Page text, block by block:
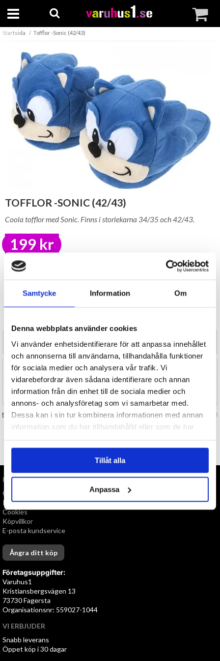
Samtycke Information Om
Denna webbplats använder cookies
Vi använder enhetsidentifierare för att anpassa innehållet
och annonserna till användarna, tillhandahålla funktioner
för sociala medier och analysera vår trafik. Vi
vidarebefordrar även sådana identifierare och annan
information från din enhet till de sociala medier och
annons- och analysföretag som vi samarbetar med.
Dessa kan i sin tur kombinera informationen med annan
information som du har tillhandahållit eller som de har
Tillåt alla
Anpassa
Startsida Tofflor -Sonic (42/43)
TOFFLOR -SONIC (42/43)
Coola tofflor med Sonic. Finns i storlekarna 34/35 och 42/43.
199 kr
LAGER I SVERIGE, SNABB LEVERANS ÖPPET KÖP I 30 DAGAR
BEVAKA
Coola tofflor med Sonic. Finns i storlekarna 34/35 och 42/43.
RECENSIONER (0)
TIPSA
FRÅGA OSS OM VARAN Art. nr 133603
TILL TOPPEN
INFORMATION
Om oss
Personuppgiftspolicy
Cookies
Köpvillkor
E-posta kundservice
Ångra ditt köp
Företagsuppgifter:
Varuhus1
Kristiansbergsvägen 13
73730 Fagersta
Organisationsnr: 559027-1044
VI ERBJUDER
Snabb leverans
Öppet köp i 30 dagar